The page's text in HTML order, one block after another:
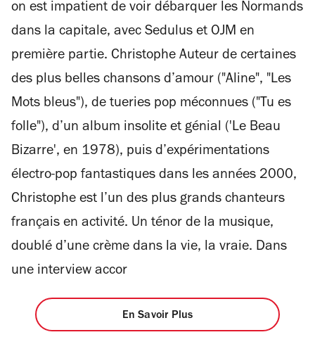
on est impatient de voir débarquer les Normands
dans la capitale, avec Sedulus et OJM en
première partie. Christophe Auteur de certaines
des plus belles chansons d’amour ("Aline", "Les
Mots bleus"), de tueries pop méconnues ("Tu es
folle"), d’un album insolite et génial ('Le Beau
Bizarre', en 1978), puis d’expérimentations
électro-pop fantastiques dans les années 2000,
Christophe est l’un des plus grands chanteurs
français en activité. Un ténor de la musique,
doublé d’une crème dans la vie, la vraie. Dans
une interview accor
En Savoir Plus